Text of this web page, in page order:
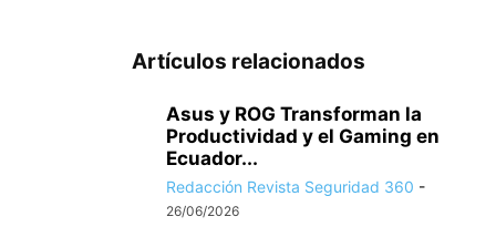
Artículos relacionados
Asus y ROG Transforman la
Productividad y el Gaming en
Ecuador...
Redacción Revista Seguridad 360 -
26/06/2026